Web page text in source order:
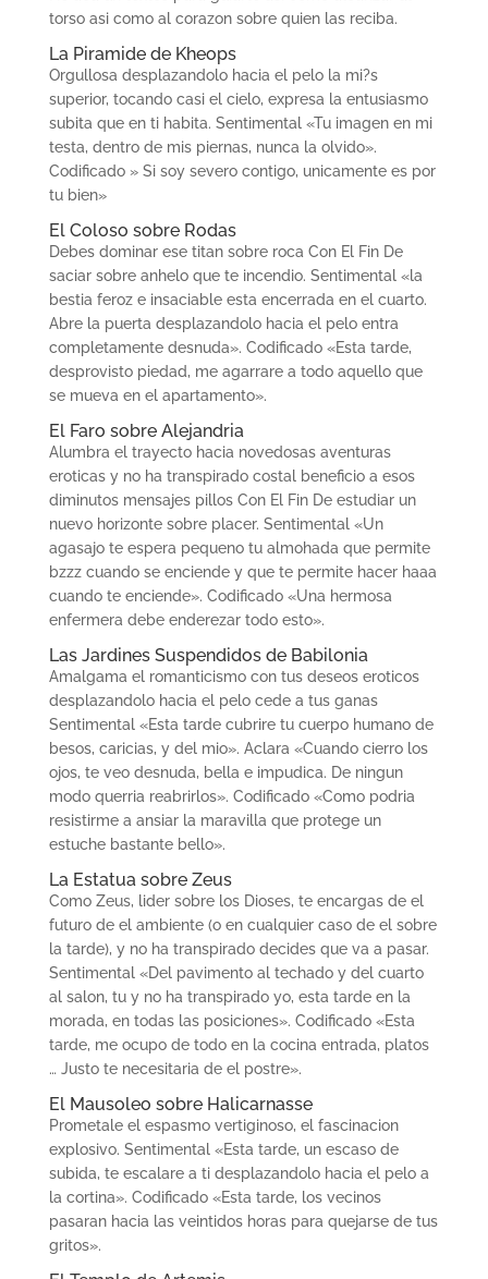
torso asi­ como al corazon sobre quien las reciba.
La Piramide de Kheops
Orgullosa desplazandolo hacia el pelo la mi?s
superior, tocando casi el cielo, expresa la entusiasmo
subita que en ti habita. Sentimental «Tu imagen en mi
testa, dentro de mis piernas, nunca la olvido».
Codificado » Si soy severo contigo, unicamente es por
tu bien»
El Coloso sobre Rodas
Debes dominar ese titan sobre roca Con El Fin De
saciar sobre anhelo que te incendio. Sentimental «la
bestia feroz e insaciable esta encerrada en el cuarto.
Abre la puerta desplazandolo hacia el pelo entra
completamente desnuda». Codificado «Esta tarde,
desprovisto piedad, me agarrare a todo aquello que
se mueva en el apartamento».
El Faro sobre Alejandria
Alumbra el trayecto hacia novedosas aventuras
eroticas y no ha transpirado costal beneficio a esos
diminutos mensajes pillos Con El Fin De estudiar un
nuevo horizonte sobre placer. Sentimental «Un
agasajo te espera pequeno tu almohada que permite
bzzz cuando se enciende y que te permite hacer haaa
cuando te enciende». Codificado «Una hermosa
enfermera debe enderezar todo esto».
Las Jardines Suspendidos de Babilonia
Amalgama el romanticismo con tus deseos eroticos
desplazandolo hacia el pelo cede a tus ganas
Sentimental «Esta tarde cubrire tu cuerpo humano de
besos, caricias, y del mio». Aclara «Cuando cierro los
ojos, te veo desnuda, bella e impudica. De ningun
modo querria reabrirlos». Codificado «Como podria
resistirme a ansiar la maravilla que protege un
estuche bastante bello».
La Estatua sobre Zeus
Como Zeus, lider sobre los Dioses, te encargas de el
futuro de el ambiente (o en cualquier caso de el sobre
la tarde), y no ha transpirado decides que va a pasar.
Sentimental «Del pavimento al techado y del cuarto
al salon, tu y no ha transpirado yo, esta tarde en la
morada, en todas las posiciones». Codificado «Esta
tarde, me ocupo de todo en la cocina entrada, platos
… Justo te necesitaria de el postre».
El Mausoleo sobre Halicarnasse
Prometale el espasmo vertiginoso, el fascinacion
explosivo. Sentimental «Esta tarde, un escaso de
subida, te escalare a ti desplazandolo hacia el pelo a
la cortina». Codificado «Esta tarde, los vecinos
pasaran hacia las veintidos horas para quejarse de tus
gritos».